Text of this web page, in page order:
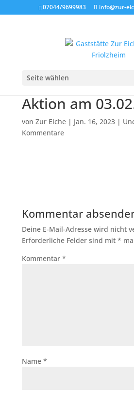
07044/9699983 info@zur-
Seite wählen
Knusprige
Aktion am
von Zur Eiche| Jan. 16, 2023|
Kommentare
Kommentar
Deine E-Mail-Adresse wird nicht
Erforderliche Felder sind mit *
Kommentar *
Name *